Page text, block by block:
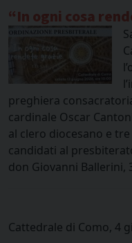
“In ogni cosa
preghiera
cardinale Oscar
al clero diocesano e
candidati al
don Giovanni Ballerini,
Cattedrale di Como, 4